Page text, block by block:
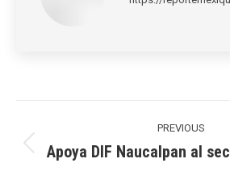
navigation
PREVIOUS
Apoya DIF Naucalpan al